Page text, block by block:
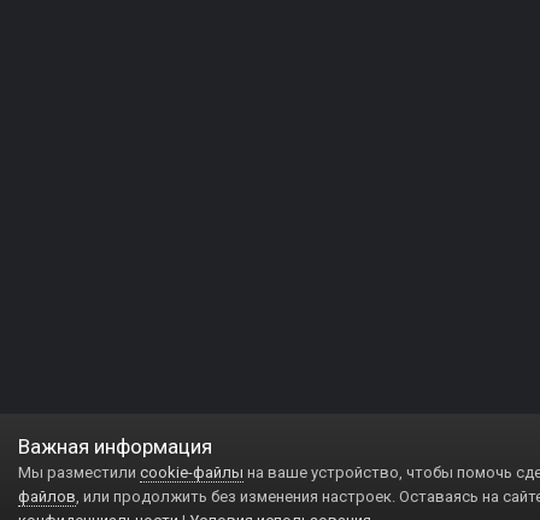
Важная информация
Мы разместили cookie-файлы на ваше устройство, чтобы помочь
файлов, или продолжить без изменения настроек. Оставаясь на